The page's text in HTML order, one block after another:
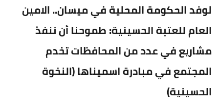
لوفد الحكومة المحلية في ميسان.. الامين
العام للعتبة الحسينية: طموحنا أن ننفذ
مشاريع في عدد من المحافظات تخدم
المجتمع في مبادرة اسميناها (النخوة
الحسينية)